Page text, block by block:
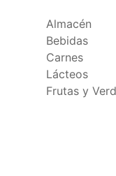
Almacén
Bebidas
Carnes
Lácteos
Frutas y